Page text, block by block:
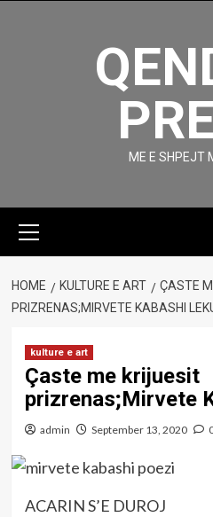
ME E SHPEJT
Menu
HOME KULTURE E ART
ÇASTE
PRIZRENAS;MIRVETE KABASHI
kulture e art
Çaste me krijuesit
prizrenas;Mirvete
admin September 13, 2020
ACARIN S’E DUROJ